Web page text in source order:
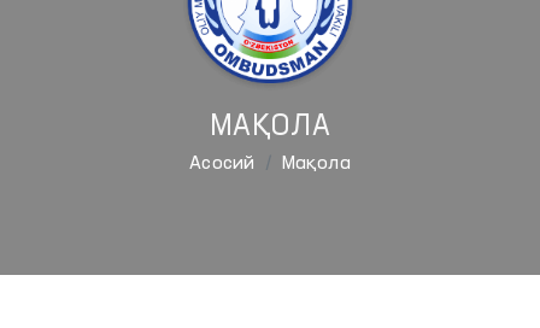
МАҚОЛА
Aсосий Мақола